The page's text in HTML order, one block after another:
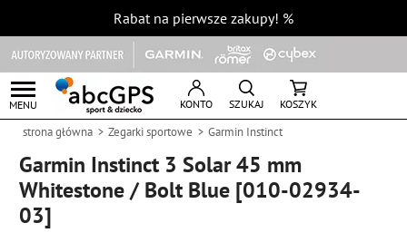
Rabat na pierwsze zakupy! %
MENU KONTO SZUKAJ KOSZYK
strona główna Zegarki sportowe Garmin Instinct
Garmin Instinct 3 Solar 45 mm
Whitestone / Bolt Blue [010-02934-
03]